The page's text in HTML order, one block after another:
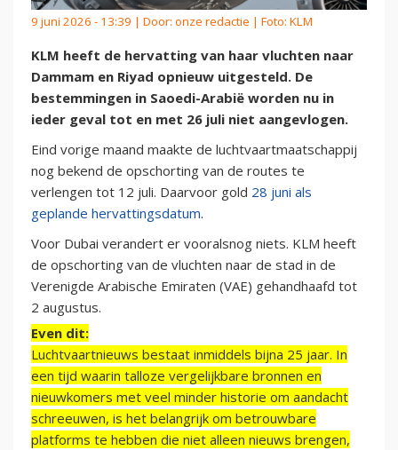
9 juni 2026 - 13:39 | Door: onze redactie | Foto: KLM
KLM heeft de hervatting van haar vluchten naar
Dammam en Riyad opnieuw uitgesteld. De
bestemmingen in Saoedi-Arabië worden nu in
ieder geval tot en met 26 juli niet aangevlogen.
Eind vorige maand maakte de luchtvaartmaatschappij
nog bekend de opschorting van de routes te
verlengen tot 12 juli. Daarvoor gold 28 juni als
geplande hervattingsdatum.
Voor Dubai verandert er vooralsnog niets. KLM heeft
de opschorting van de vluchten naar de stad in de
Verenigde Arabische Emiraten (VAE) gehandhaafd tot
2 augustus.
Even dit:
Luchtvaartnieuws bestaat inmiddels bijna 25 jaar. In
een tijd waarin talloze vergelijkbare bronnen en
nieuwkomers met veel minder historie om aandacht
schreeuwen, is het belangrijk om betrouwbare
platforms te hebben die niet alleen nieuws brengen,